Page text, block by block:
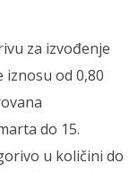
za izvođenje
od 0,80
do 15.
u količini do